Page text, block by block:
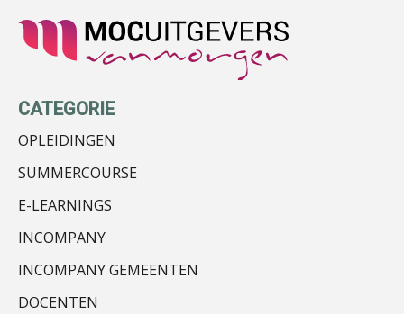
Martine Cranendonk
CATEGORIE
OPLEIDINGEN
SUMMERCOURSE
E-LEARNINGS
INCOMPANY
INCOMPANY GEMEENTEN
DOCENTEN